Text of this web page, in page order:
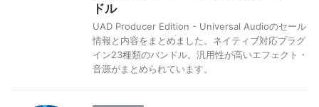
ドル
UAD Producer Edition - Universal Audioのセール
情報と内容をまとめました。ネイティブ対応プラグ
イン23種類のバンドル。汎用性が高いエフェクト・
音源がまとめられています。